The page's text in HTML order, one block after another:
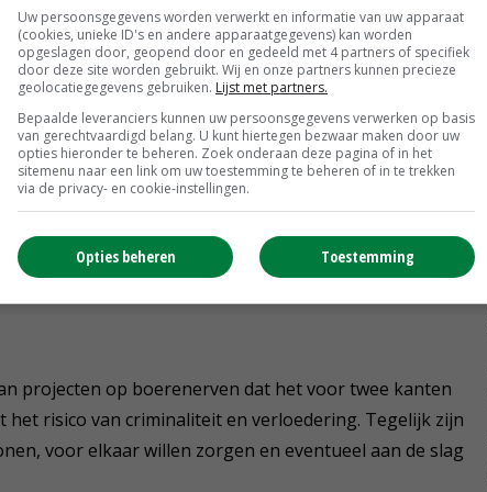
is er wel in geslaagd om woningen op het
mensen die met gelijkgestemden een
in het land projecten op het boerenerf
van nieuwe woningen op het boerenerf tot
zijn vaak senioren en alleenstaanden, maar er zijn
wonen.
projecten op boerenerven dat het voor twee kanten
risico van criminaliteit en verloedering. Tegelijk zijn
voor elkaar willen zorgen en eventueel aan de slag
Uw persoonsgegevens worden verwerkt en informatie van uw apparaat
(cookies, unieke ID's en andere apparaatgegevens) kan worden
opgeslagen door, geopend door en gedeeld met 4 partners of specifiek
door deze site worden gebruikt. Wij en onze partners kunnen precieze
geolocatiegegevens gebruiken. Lijst met partners.
Bepaalde leveranciers kunnen uw persoonsgegevens verwerken op basis
van gerechtvaardigd belang. U kunt hiertegen bezwaar maken door uw
opties hieronder te beheren. Zoek onderaan deze pagina of in het
sitemenu naar een link om uw toestemming te beheren of in te trekken
via de privacy- en cookie-instellingen.
Toestemming
Opties beheren